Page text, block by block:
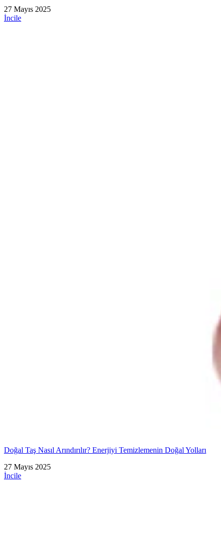
27 Mayıs 2025
İncile
Doğal Taş Nasıl Arındırılır? Enerjiyi Temizlemenin Doğal Yolları
27 Mayıs 2025
İncile